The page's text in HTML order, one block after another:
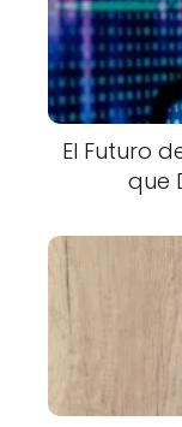
El Futuro
que